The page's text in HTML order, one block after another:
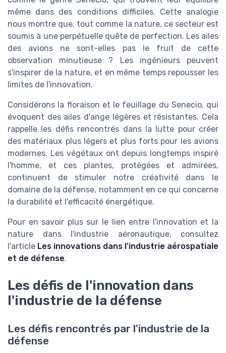
même dans des conditions difficiles. Cette analogie
nous montre que, tout comme la nature, ce secteur est
soumis à une perpétuelle quête de perfection. Les ailes
des avions ne sont-elles pas le fruit de cette
observation minutieuse ? Les ingénieurs peuvent
s'inspirer de la nature, et en même temps repousser les
limites de l'innovation.
Considérons la floraison et le feuillage du Senecio, qui
évoquent des ailes d'ange légères et résistantes. Cela
rappelle les défis rencontrés dans la lutte pour créer
des matériaux plus légers et plus forts pour les avions
modernes. Les végétaux ont depuis longtemps inspiré
l'homme, et ces plantes, protégées et admirées,
continuent de stimuler notre créativité dans le
domaine de la défense, notamment en ce qui concerne
la durabilité et l'efficacité énergétique.
Pour en savoir plus sur le lien entre l'innovation et la
nature dans l'industrie aéronautique, consultez
l'article Les innovations dans l'industrie aérospatiale
et de défense.
Les défis de l'innovation dans
l'industrie de la défense
Les défis rencontrés par l'industrie de la
défense